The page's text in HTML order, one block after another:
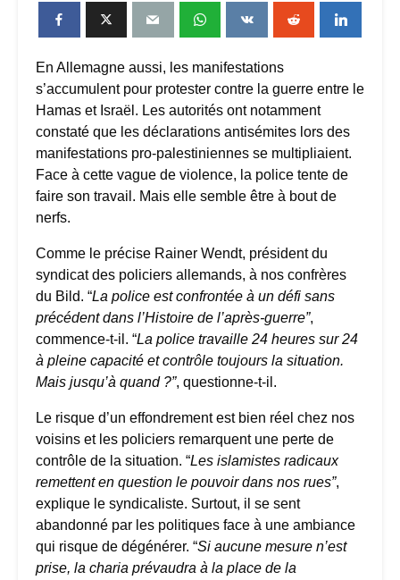
En Allemagne aussi, les manifestations
s’accumulent pour protester contre la guerre entre le
Hamas et Israël. Les autorités ont notamment
constaté que les déclarations antisémites lors des
manifestations pro-palestiniennes se multipliaient.
Face à cette vague de violence, la police tente de
faire son travail. Mais elle semble être à bout de
nerfs.
Comme le précise Rainer Wendt, président du
syndicat des policiers allemands, à nos confrères
du Bild. “La police est confrontée à un défi sans
précédent dans l’Histoire de l’après-guerre”,
commence-t-il. “La police travaille 24 heures sur 24
à pleine capacité et contrôle toujours la situation.
Mais jusqu’à quand ?”, questionne-t-il.
Le risque d’un effondrement est bien réel chez nos
voisins et les policiers remarquent une perte de
contrôle de la situation. “Les islamistes radicaux
remettent en question le pouvoir dans nos rues”,
explique le syndicaliste. Surtout, il se sent
abandonné par les politiques face à une ambiance
qui risque de dégénérer. “Si aucune mesure n’est
prise, la charia prévaudra à la place de la